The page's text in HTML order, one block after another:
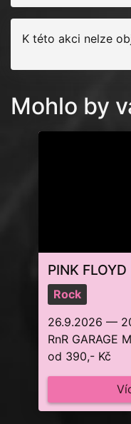
K této akci nelze
Mohlo by
PINK FLOYD
Rock
26.9.2026 —
RnR GARAGE
od 390,- Kč